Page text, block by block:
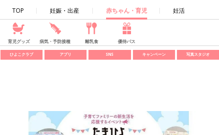
TOP 妊娠・出産 赤ちゃん・育児 妊活
育児グッズ 病気・予防接種 離乳食 優待パス
ひよこクラブ アプリ SNS キャンペーン 写真スタジオ